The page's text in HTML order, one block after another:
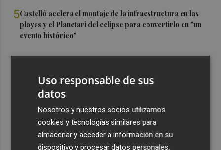
5Castelló acelera el montaje de la infraestructura en las
playas y el Planetari del eclipse para convertirlo en "un
evento histórico"
Uso responsable de sus
datos
Nosotros y nuestros socios utilizamos
cookies y tecnologías similares para
almacenar y acceder a información en su
dispositivo y procesar datos personales,